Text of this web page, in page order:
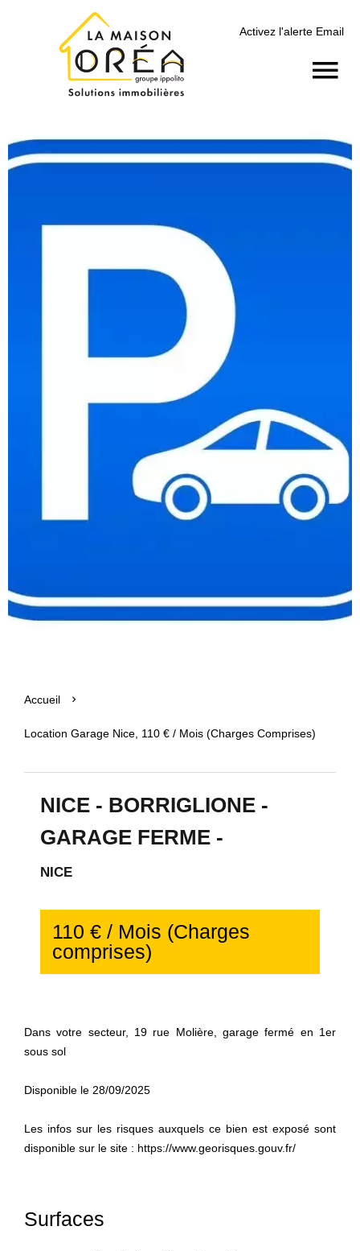
Activez l'alerte Email
Accueil
Location Garage Nice, 110 € / Mois (Charges Comprises)
NICE - BORRIGLIONE -
GARAGE FERME -
NICE
110 € / Mois (Charges
comprises)
Dans votre secteur, 19 rue Molière, garage fermé en 1er
sous sol
Disponible le 28/09/2025
Les infos sur les risques auxquels ce bien est exposé sont
disponible sur le site : https://www.georisques.gouv.fr/
Surfaces